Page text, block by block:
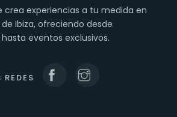
crea experiencias a tu medida en
Ibiza, ofreciendo desde
eventos exclusivos.